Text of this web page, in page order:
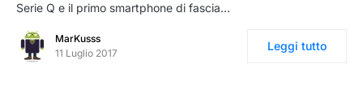
Serie Q e il primo smartphone di fascia…
MarKusss
11 Luglio 2017
Leggi tutto